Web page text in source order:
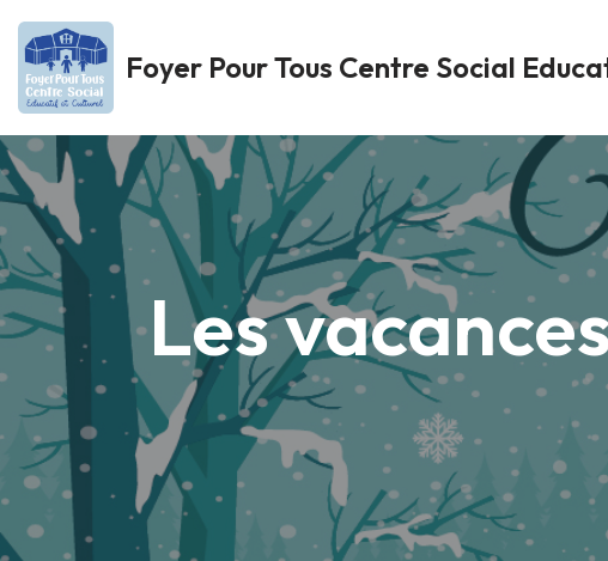
Aller
au
contenu
Foyer Pour Tous Centre Social
Les